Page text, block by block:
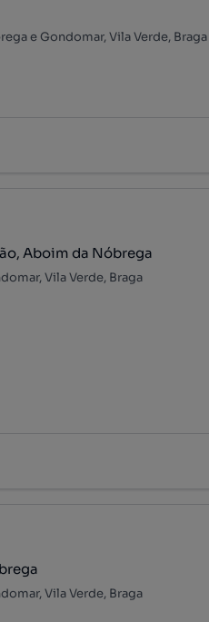
e Gondomar, Vila Verde, Braga
Aboim da Nóbrega
Vila Verde, Braga
Vila Verde, Braga